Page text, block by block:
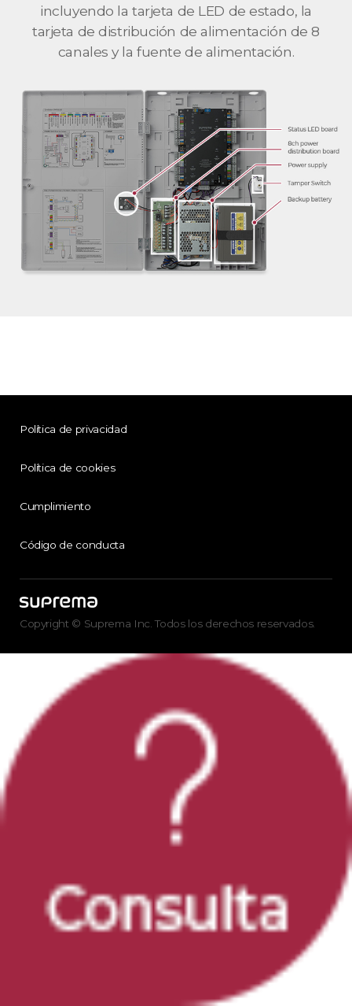
incluyendo la tarjeta de LED de estado, la
tarjeta de distribución de alimentación de 8
canales y la fuente de alimentación.
Política de privacidad
Política de cookies
Cumplimiento
Código de conducta
Copyright © Suprema Inc. Todos los derechos reservados.